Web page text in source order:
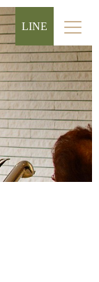
LINE